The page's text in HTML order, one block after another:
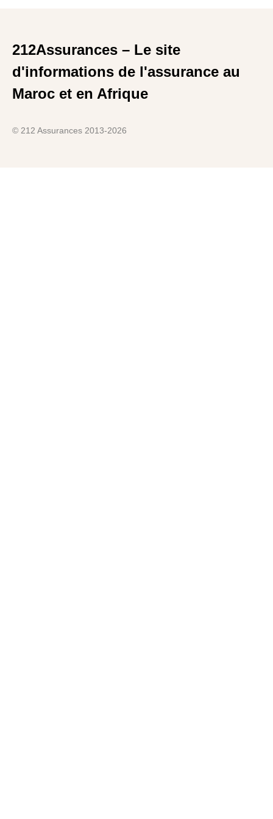
212Assurances – Le site
d'informations de l'assurance au
Maroc et en Afrique
© 212 Assurances 2013-2026